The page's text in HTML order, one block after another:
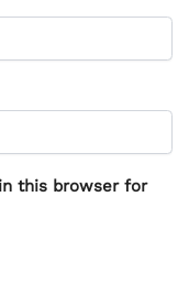
this browser for